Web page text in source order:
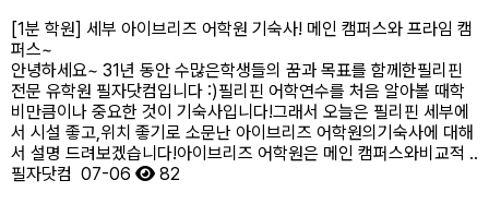
[1분 학원] 세부 아이브리즈 어학원 기숙사! 메인 캠퍼스와 프라임 캠
퍼스~
안녕하세요~ 31년 동안 수많은학생들의 꿈과 목표를 함께한필리핀
전문 유학원 필자닷컴입니다 :)​필리핀 어학연수를 처음 알아볼 때학
비만큼이나 중요한 것이 기숙사입니다!그래서 오늘은 필리핀 세부에
서 시설 좋고,위치 좋기로 소문난 아이브리즈 어학원의기숙사에 대해
서 설명 드려보겠습니다!​아이브리즈 어학원은 메인 캠퍼스와비교적 ..
필자닷컴 07-06
82